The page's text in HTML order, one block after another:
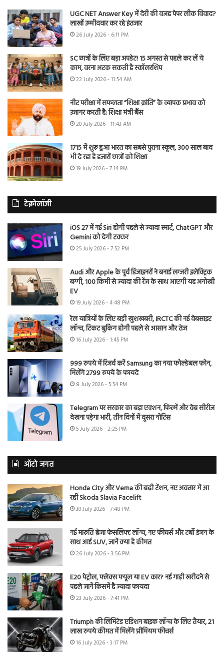
UGC NET Answer Key में देरी की वजह पेपर लीक विवाद?
लाखों उम्मीदवार कर रहे इंतजार
26 July 2026 - 6:11 PM
SC छात्रों के लिए बड़ा अपडेट! 15 अगस्त से पहले कर लें ये
काम, वरना अटक सकती है स्कॉलरशिप
22 July 2026 - 11:54 AM
नीट परीक्षा में सफलता “शिक्षा क्रांति” के व्यापक प्रभाव को
उजागर करती है: शिक्षा मंत्री बैंस
20 July 2026 - 11:43 AM
1715 में शुरू हुआ भारत का सबसे पुराना स्कूल, 300 साल बाद
भी दे रहा है हजारों छात्रों को शिक्षा
19 July 2026 - 7:14 PM
टेक्नोलॉजी
iOS 27 में नई Siri होगी पहले से ज्यादा स्मार्ट, ChatGPT और
Gemini को देगी टक्कर
25 July 2026 - 7:52 PM
Audi और Apple के पूर्व डिजाइनरों ने बनाई लग्जरी इलेक्ट्रिक
बग्गी, 100 किमी से ज्यादा की रेंज के साथ आएगी यह अनोखी
EV
19 July 2026 - 4:48 PM
रेल यात्रियों के लिए बड़ी खुशखबरी, IRCTC की नई वेबसाइट
लॉन्च, टिकट बुकिंग होगी पहले से आसान और तेज
16 July 2026 - 1:45 PM
999 रुपये में रिजर्व करें Samsung का नया फोल्डेबल फोन,
मिलेंगे 2799 रुपये के फायदे
8 July 2026 - 5:54 PM
Telegram पर सरकार का बड़ा एक्शन, फिल्में और वेब सीरीज
देखना पड़ेगा भारी, तीन दिनों में दूसरा नोटिस
5 July 2026 - 2:25 PM
ऑटो जगत
Honda City और Verna की बढ़ी टेंशन, नए अवतार में आ
रही Skoda Slavia Facelift
30 July 2026 - 7:48 PM
नई मारुति ब्रेजा फेसलिफ्ट लॉन्च, नए फीचर्स और टर्बो इंजन के
साथ आई SUV, जानें क्या है कीमत
26 July 2026 - 3:56 PM
E20 पेट्रोल, फ्लेक्स फ्यूल या EV कार? नई गाड़ी खरीदने से
पहले जानें किसमें है ज्यादा फायदा
23 July 2026 - 7:41 PM
Triumph की लिमिटेड एडिशन बाइक लॉन्च के लिए तैयार, 21
लाख रुपये कीमत में मिलेंगे प्रीमियम फीचर्स
16 July 2026 - 3:17 PM